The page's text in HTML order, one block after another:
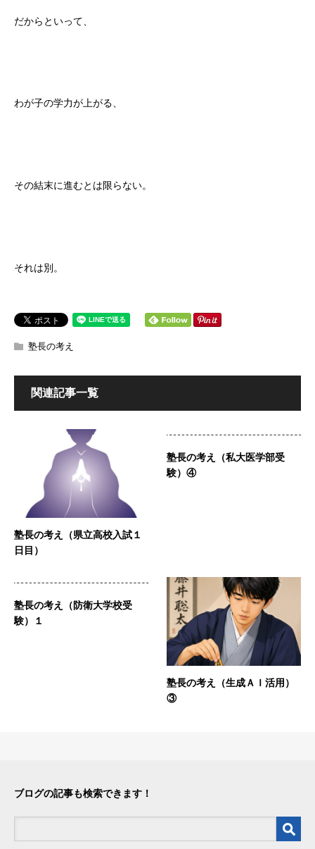
だからといって、
わが子の学力が上がる、
その結末に進むとは限らない。
それは別。
塾長の考え
関連記事一覧
塾長の考え（県立高校入試１
日目）
塾長の考え（私大医学部受
験）④
塾長の考え（防衛大学校受
験）１
塾長の考え（生成ＡＩ活用）
③
ブログの記事も検索できます！